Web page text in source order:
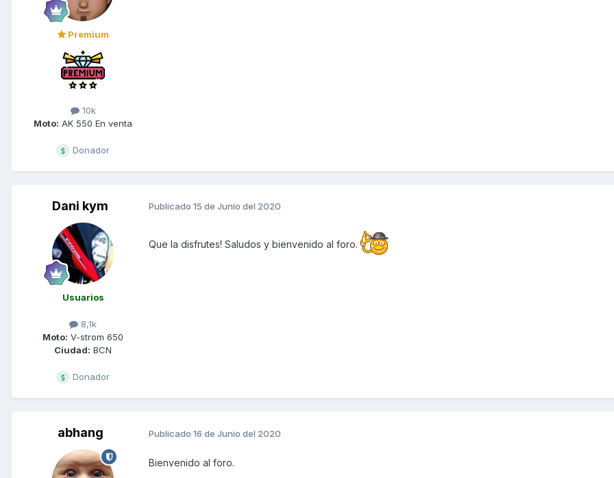
Premium
10k
Moto: AK 550 En venta
Donador
Dani kym
Usuarios
8,1k
Moto: V-strom 650
Ciudad: BCN
Donador
Publicado 15 de Junio del 2020
Que la disfrutes! Saludos y bienvenido al foro.
abhang Publicado 16 de Junio del 2020
Bienvenido al foro.